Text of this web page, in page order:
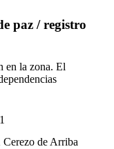
paz / registro
en la zona. El
Cerezo de Arriba